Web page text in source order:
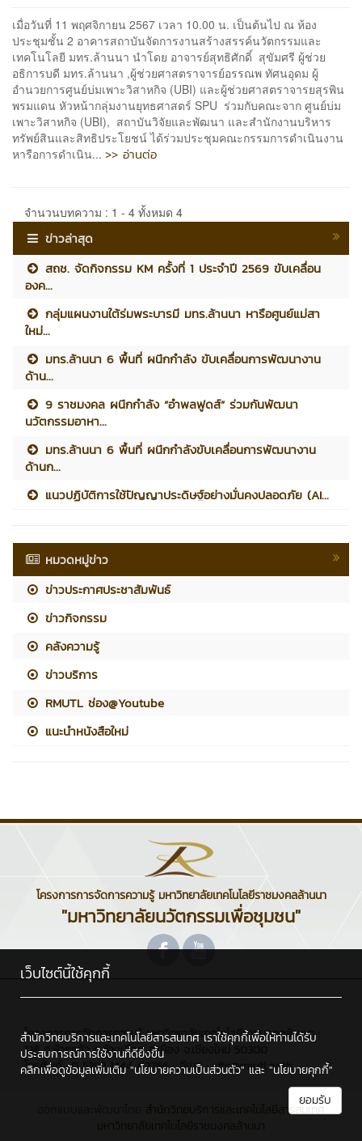
เมื่อวันที่ 11 พฤศจิกายน 2567 เวลา 10.00 น. เป็นต้นไป ณ ห้อง
ประชุมชั้น 2 อาคารสถาบันจัดการงานสร้างสรรค์นวัตกรรมและ
เทคโนโลยี มทร.ล้านนา นำโดย อาจารย์สุทธิศักดิ์ สุขัมศรี ผู้ช่วย
อธิการบดี มทร.ล้านนา ,ผู้ช่วยศาสตราจารย์อรรณพ ทัศนอุดม ผู้
อำนวยการศูนย์บ่มเพาะวิสาหกิจ (UBI) และผู้ช่วยศาสตราจารยสุรพิน
พรมแดน หัวหน้ากลุ่มงานยุทธศาสตร์ SPU ร่วมกับคณะจาก ศูนย์บ่ม
เพาะวิสาหกิจ (UBI), สถาบันวิจัยและพัฒนา และสำนักงานบริหาร
ทรัพย์สินและสิทธิประโยชน์ ได้ร่วมประชุมคณะกรรมการดำเนินงาน
หารือการดำเนิน... >> อ่านต่อ
จำนวนบทความ : 1 - 4 ทั้งหมด 4
ข่าวล่าสุด
สถช. จัดกิจกรรม KM ครั้งที่ 1 ประจำปี 2569 ขับเคลื่อน
องค...
กลุ่มแผนงานใต้ร่มพระบารมี มทร.ล้านนา หารือศูนย์แม่สา
ใหม่...
มทร.ล้านนา 6 พื้นที่ ผนึกกำลัง ขับเคลื่อนการพัฒนางาน
ด้าน...
9 ราชมงคล ผนึกกำลัง “อำพลฟูดส์” ร่วมกันพัฒนา
นวัตกรรมอาหา...
มทร.ล้านนา 6 พื้นที่ ผนึกกำลังขับเคลื่อนการพัฒนางาน
ด้านก...
แนวปฏิบัติการใช้ปัญญาประดิษฐ์อย่างมั่นคงปลอดภัย (AI...
หมวดหมู่ข่าว
ข่าวประกาศประชาสัมพันธ์
ข่าวกิจกรรม
คลังความรู้
ข่าวบริการ
RMUTL ช่อง@Youtube
แนะนำหนังสือใหม่
โครงการการจัดการความรู้ มหาวิทยาลัยเทคโนโลยีราชมงคลล้านนา
"มหาวิทยาลัยนวัตกรรมเพื่อชุมชน"
โครงการการจัดการความรู้ มหาวิทยาลัยเทคโนโลยีราชมงคลล้านนา :
128 ถ.ห้วยแก้ว ต.ช้างเผือก อ.เมือง จ.เชียงใหม่ 50300
โทรศัพท์ : 0 5392 1444 #2766 , อีเมล : cttc@rmutl.ac.th
เว็บไซต์นี้ใช้คุกกี้
สำนักวิทยบริการและเทคโนโลยีสารสนเทศ เราใช้คุกกี้เพื่อให้ท่านได้รับ
ประสบการณ์การใช้งานที่ดียิ่งขึ้น
คลิกเพื่อดูข้อมูลเพิ่มเติม "นโยบายความเป็นส่วนตัว" และ "นโยบายคุกกี้"
ยอมรับ
สำนักวิทยบริการและเทคโนโลยีสารสนเทศ
มหาวิทยาลัยเทคโนโลยีราชมงคลล้านนา